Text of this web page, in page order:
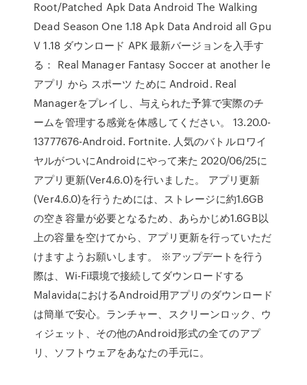
Root/Patched Apk Data Android The Walking
Dead Season One 1.18 Apk Data Android all Gpu
V 1.18 ダウンロード APK 最新バージョンを入手す
る： Real Manager Fantasy Soccer at another le
アプリ から スポーツ ために Android. Real
Managerをプレイし、与えられた予算で実際のチ
ームを管理する感覚を体感してください。 13.20.0-
13777676-Android. Fortnite. 人気のバトルロワイ
ヤルがついにAndroidにやって来た 2020/06/25に
アプリ更新(Ver4.6.0)を行いました。 アプリ更新
(Ver4.6.0)を行うためには、ストレージに約1.6GB
の空き容量が必要となるため、あらかじめ1.6GB以
上の容量を空けてから、アプリ更新を行っていただ
けますようお願いします。 ※アップデートを行う
際は、Wi-Fi環境で接続してダウンロードする
MalavidaにおけるAndroid用アプリのダウンロード
は簡単で安心。ランチャー、スクリーンロック、ウ
ィジェット、その他のAndroid形式の全てのアプ
リ、ソフトウェアをあなたの手元に。